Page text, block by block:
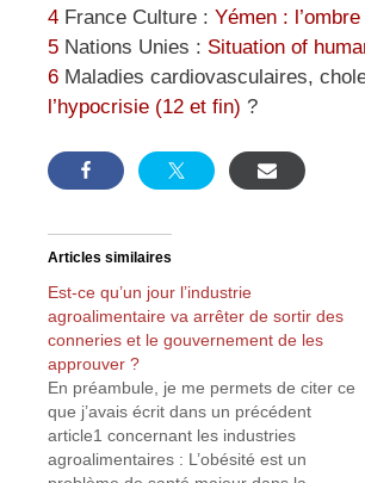
4 France Culture : Yémen :
5 Nations Unies : Situation of
6 Maladies cardiovasculaires,
l’hypocrisie (12 et fin) ?
Articles similaires
Est-ce qu’un jour l’industrie
agroalimentaire va arrêter de sortir des
conneries et le gouvernement de les
approuver ?
En préambule, je me permets de citer ce
que j’avais écrit dans un précédent
article1 concernant les industries
agroalimentaires : L’obésité est un